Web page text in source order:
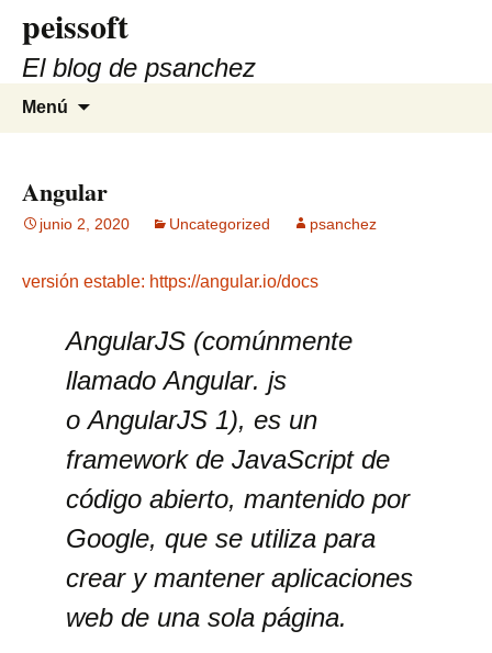
contenido
peissoft
El blog de psanchez
Menú
Angular
junio 2, 2020 Uncategorized psanchez
versión estable: https://angular.io/docs
AngularJS (comúnmente
llamadoAngular. js
oAngularJS 1), es un
framework de JavaScript de
código abierto, mantenido por
Google, que se utiliza para
crear y mantener aplicaciones
web de una sola página.